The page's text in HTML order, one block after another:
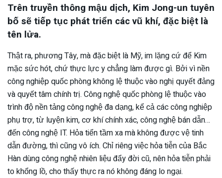
Trên truyền thông mậu dịch, Kim Jong-un tuyên
bố sẽ tiếp tục phát triển các vũ khí, đặc biệt là
tên lửa.
Thật ra, phương Tây, mà đặc biệt là Mỹ, im lặng cứ để Kim
mặc sức hót, chứ thực lực y chẳng làm được gì. Bởi vì nền
công nghiệp quốc phòng không lệ thuộc vào nghị quyết đảng
và quyết tâm chính trị. Công nghệ quốc phòng lệ thuộc vào
trình độ nền tảng công nghệ đa dạng, kể cả các công nghiệp
phụ trợ, từ luyện kim, cơ khí chính xác, công nghệ bán dẫn…
đến công nghệ IT. Hỏa tiển tầm xa mà không được vệ tinh
dẫn đường, thì cũng vô ích. Chỉ riêng việc hỏa tiễn của Bắc
Hàn dùng công nghệ nhiên liệu đẩy đời cũ, nên hỏa tiễn phải
to khổng lồ, cho thấy thực ra nó không đáng lo ngại.